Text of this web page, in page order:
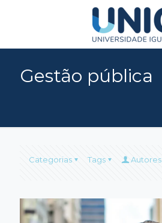
Gestão pública
Categorias Tags Autores